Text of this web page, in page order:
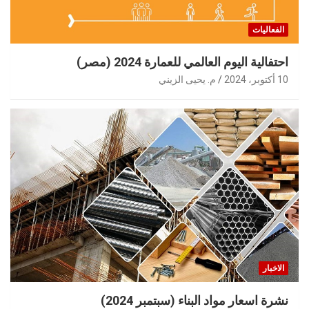
الفعاليات
احتفالية اليوم العالمي للعمارة 2024 (مصر)
10 أكتوبر، 2024 م. يحيى الزيني
الاخبار
نشرة اسعار مواد البناء (سبتمبر 2024)